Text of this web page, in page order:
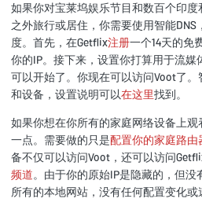
如果你对宝莱坞娱乐节目和数百个印
之外旅行或居住，你需要使用智能
度。首先，在Getflix注册一个14天的免
你的IP。接下来，设置你打算用于流媒
可以开始了。你现在可以访问Voot了
和设备，设置说明可以在这里找到。
如果你想在你所有的家庭网络设备上
一点。需要做的只是配置你的家庭路由
备不仅可以访问Voot，还可以访问
频道。由于你的原始IP是隐藏的，但
所有的本地网站，没有任何配置变化或